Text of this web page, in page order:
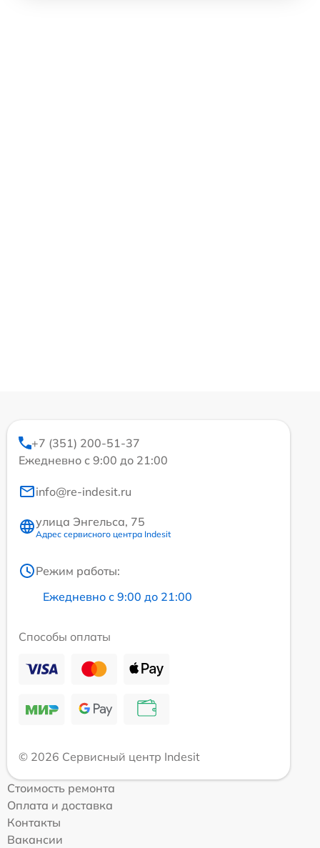
+7 (351) 200-51-37
Ежедневно с 9:00 до 21:00
info@re-indesit.ru
улица Энгельса, 75
Адрес сервисного центра Indesit
Режим работы:
Ежедневно с 9:00 до 21:00
Способы оплаты
© 2026 Сервисный центр Indesit
Стоимость ремонта
Оплата и доставка
Контакты
Вакансии